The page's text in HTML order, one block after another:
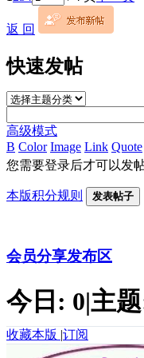
返 回
快速发帖
高级模式
B Color Image Link Quote
您需要登录后才可以发
本版积分规则 发表帖子
会员分享发布区
今日: 0|主
收藏本版 |订阅